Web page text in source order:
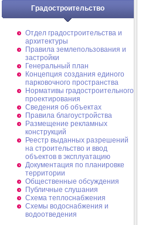
Градостроительство
Отдел градостроительства и
архитектуры
Правила землепользования и
застройки
Генеральный план
Концепция создания единого
парковочного пространства
Нормативы градостроительного
проектирования
Сведения об объектах
Правила благоустройства
Размещение рекламных
конструкций
Реестр выданных разрешений
на строительство и ввод
объектов в эксплуатацию
Документация по планировке
территории
Общественные обсуждения
Публичные слушания
Схема теплоснабжения
Схемы водоснабжения и
водоотведения